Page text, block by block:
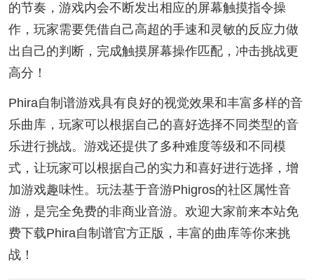
的节奏，游戏内会不断发出相应的屏幕触摸指令操
作，玩家需要凭借自己高超的手速和灵敏的反应力做
出自己的判断，完成触摸屏幕操作匹配，冲击挑战更
高分！
Phira自制谱游戏具有良好的视觉效果和丰富多样的音
乐曲库，玩家可以根据自己的喜好选择不同类型的音
乐进行挑战。游戏还提供了多种难度等级和不同模
式，让玩家可以根据自己的实力和喜好进行选择，增
加游戏趣味性。玩法基于音游Phigros的社区属性音
游，是完全免费的非商业音游。欢迎大家前来本站免
费下载Phira自制谱官方正版，丰富的曲库等你来挑
战！